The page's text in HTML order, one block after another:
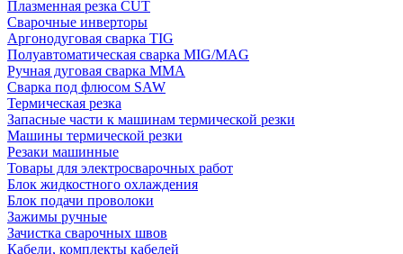
Плазменная резка CUT
Сварочные инверторы
Аргонодуговая сварка TIG
Полуавтоматическая сварка MIG/MAG
Ручная дуговая сварка MMA
Сварка под флюсом SAW
Термическая резка
Запасные части к машинам термической резки
Машины термической резки
Резаки машинные
Товары для электросварочных работ
Блок жидкостного охлаждения
Блок подачи проволоки
Зажимы ручные
Зачистка сварочных швов
Кабели, комплекты кабелей